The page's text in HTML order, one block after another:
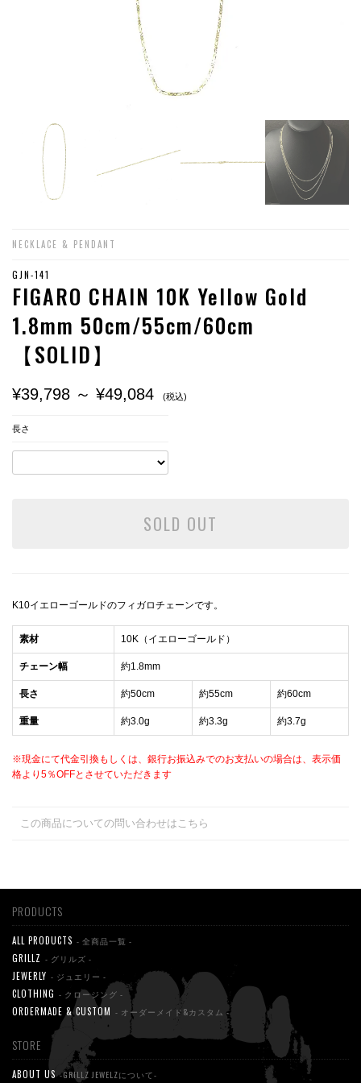
NECKLACE & PENDANT
GJN-141
FIGARO CHAIN 10K Yellow Gold
1.8mm 50cm/55cm/60cm
【SOLID】
¥39,798 ～ ¥49,084 (税込)
長さ
SOLD OUT
K10イエローゴールドのフィガロチェーンです。
素材 10K（イエローゴールド）
チェーン幅 約1.8mm
長さ 約50cm 約55cm 約60cm
重量 約3.0g 約3.3g 約3.7g
※現金にて代金引換もしくは、銀行お振込みでのお支払いの場合は、表示価
格より5％OFFとさせていただきます
この商品についての問い合わせはこちら
PRODUCTS
ALL PRODUCTS - 全商品一覧 -
GRILLZ - グリルズ -
JEWERLY - ジュエリー -
CLOTHING - クロージング -
ORDERMADE & CUSTOM - オーダーメイド&カスタム -
STORE
ABOUT US -GRILLZ JEWELZについて-